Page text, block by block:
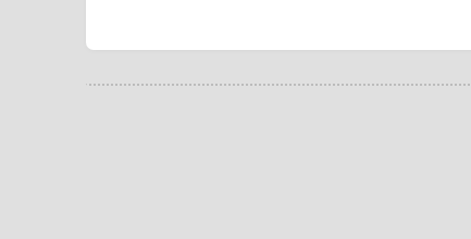
۳۴۵ با طراحی شیک و رنگ مشکی، انتخابی مناسب برای آشپزخانه های مدرن است. این اجاق گاز مبله با ۵ شعله، صفحه نمایش دیجیتال، فندک سرخود و بدنه مقاوم با پوشش